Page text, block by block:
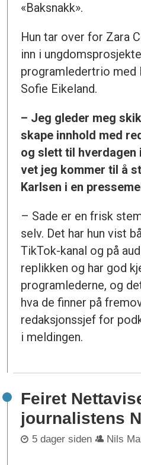
«Baksnakk».
Hun tar over for Zara
inn i
programledertrio med
Sofie Eikeland.
– Jeg gleder meg
skape innhold med
og slett til hverdagen
vet jeg kommer til å
Karlsen i en
– Sade er en frisk
selv. Det har hun vist
TikTok-kanal og på
replikken og har god
programlederne, og
hva de finner på
redaksjonssjef for
i meldingen.
Feiret
journalistens
5 dager siden Nils